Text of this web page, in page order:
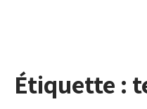
Étiquette :